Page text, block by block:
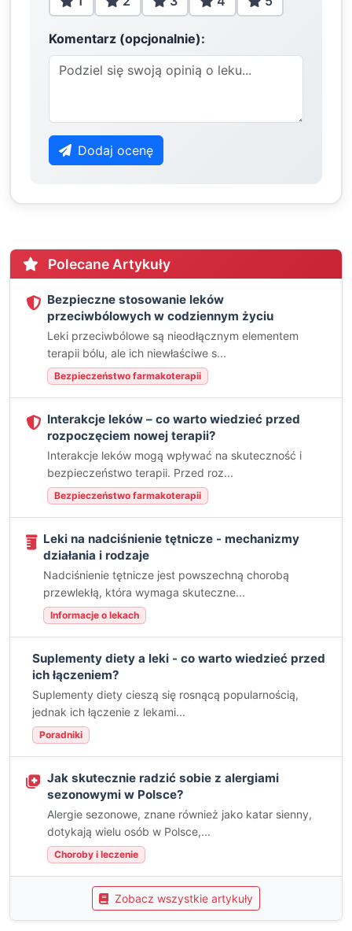
Komentarz (opcjonalnie):
Dodaj ocenę
Polecane Artykuły
Bezpieczne stosowanie leków
przeciwbólowych w codziennym życiu
Leki przeciwbólowe są nieodłącznym elementem
terapii bólu, ale ich niewłaściwe s...
Bezpieczeństwo farmakoterapii
Interakcje leków – co warto wiedzieć przed
rozpoczęciem nowej terapii?
Interakcje leków mogą wpływać na skuteczność i
bezpieczeństwo terapii. Przed roz...
Bezpieczeństwo farmakoterapii
Leki na nadciśnienie tętnicze - mechanizmy
działania i rodzaje
Nadciśnienie tętnicze jest powszechną chorobą
przewlekłą, która wymaga skuteczne...
Informacje o lekach
Suplementy diety a leki - co warto wiedzieć przed
ich łączeniem?
Suplementy diety cieszą się rosnącą popularnością,
jednak ich łączenie z lekami...
Poradniki
Jak skutecznie radzić sobie z alergiami
sezonowymi w Polsce?
Alergie sezonowe, znane również jako katar sienny,
dotykają wielu osób w Polsce,...
Choroby i leczenie
Zobacz wszystkie artykuły